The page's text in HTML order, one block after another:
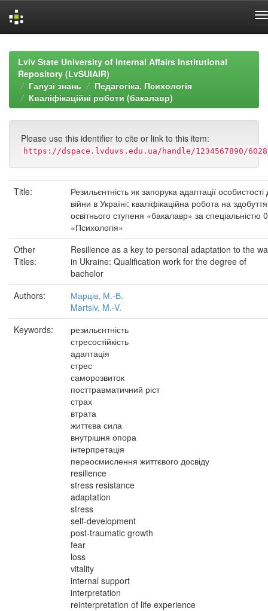
navigationLviv State University of Internal Affairs Institutional
Repository (LvSUIAIR)
Галузі знань
Педагогіка. Психологія
Кваліфікаційні роботи (бакалавр)
Please use this identifier to cite or link to this item:
https://dspace.lvduvs.edu.ua/handle/1234567890/6028
Title:
Резильєнтність як запорука адаптації особистості
війни в Україні: кваліфікаційна робота на здобуття
освітнього ступеня «бакалавр» за спеціальністю
«Психологія»
Other
Titles:
Resilience as a key to personal adaptation to the
in Ukraine: Qualification work for the degree of
bachelor
Authors:
Марців, М.-В.
Martsiv, M.-V.
Keywords:
резильєнтність
стресостійкість
адаптація
стрес
саморозвиток
посттравматичний ріст
страх
втрата
життєва сила
внутрішня опора
інтерпретація
переосмислення життєвого досвіду
resilience
stress resistance
adaptation
stress
self-development
post-traumatic growth
fear
loss
vitality
internal support
interpretation
reinterpretation of life experience